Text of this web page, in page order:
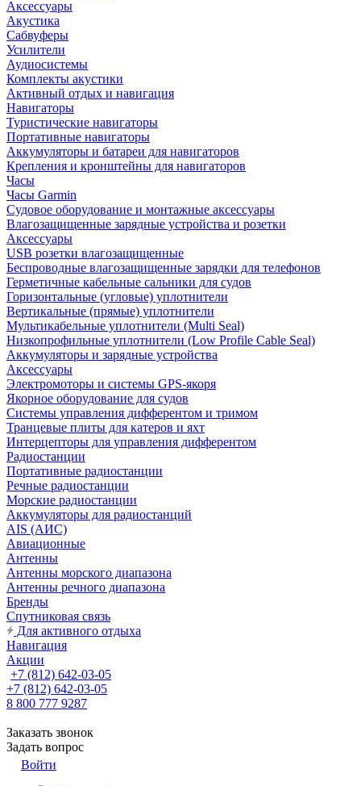
Аксессуары
Акустика
Сабвуферы
Усилители
Аудиосистемы
Комплекты акустики
Активный отдых и навигация
Навигаторы
Туристические навигаторы
Портативные навигаторы
Аккумуляторы и батареи для навигаторов
Крепления и кронштейны для навигаторов
Часы
Часы Garmin
Судовое оборудование и монтажные аксессуары
Влагозащищенные зарядные устройства и розетки
Аксессуары
USB розетки влагозащищенные
Беспроводные влагозащищенные зарядки для телефонов
Герметичные кабельные сальники для судов
Горизонтальные (угловые) уплотнители
Вертикальные (прямые) уплотнители
Мультикабельные уплотнители (Multi Seal)
Низкопрофильные уплотнители (Low Profile Cable Seal)
Аккумуляторы и зарядные устройства
Аксессуары
Электромоторы и системы GPS-якоря
Якорное оборудование для судов
Системы управления дифферентом и тримом
Транцевые плиты для катеров и яхт
Интерцепторы для управления дифферентом
Радиостанции
Портативные радиостанции
Речные радиостанции
Морские радиостанции
Аккумуляторы для радиостанций
AIS (АИС)
Авиационные
Антенны
Антенны морского диапазона
Антенны речного диапазона
Бренды
Спутниковая связь
Для активного отдыха
Навигация
Акции
+7 (812) 642-03-05
+7 (812) 642-03-05
8 800 777 9287
Заказать звонок
Задать вопрос
Войти